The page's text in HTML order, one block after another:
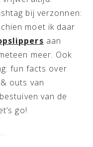
bij verzonnen:
moet ik daar
aan
meer. Ook
fun facts over
outs van
van de
go!